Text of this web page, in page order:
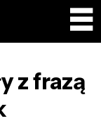
z frazą